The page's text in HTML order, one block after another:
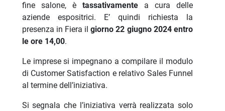
fine salone, è tassativamentea cura delle
aziende espositrici. E’ quindi richiesta la
presenza in Fiera ilgiorno 22 giugno 2024 entro
le ore 14,00.
Le imprese si impegnano a compilare il modulo
di Customer Satisfaction e relativo Sales Funnel
al termine dell’iniziativa.
Si segnala che l’iniziativa verrà realizzata solo